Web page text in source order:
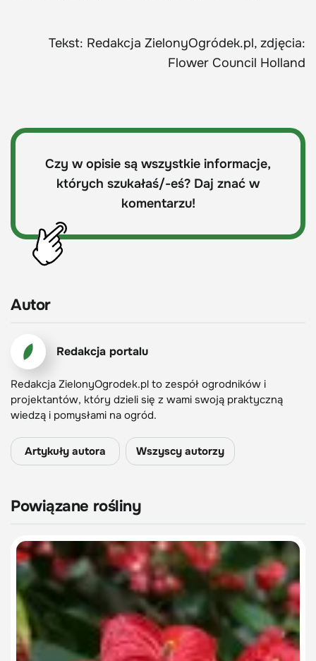
Tekst: Redakcja ZielonyOgródek.pl, zdjęcia:
Flower Council Holland
Czy w opisie są wszystkie informacje,
których szukałaś/-eś? Daj znać w
komentarzu!
Autor
Redakcja portalu
Redakcja ZielonyOgrodek.pl to zespół ogrodników i
projektantów, który dzieli się z wami swoją praktyczną
wiedzą i pomysłami na ogród.
Artykuły autora Wszyscy autorzy
Powiązane rośliny